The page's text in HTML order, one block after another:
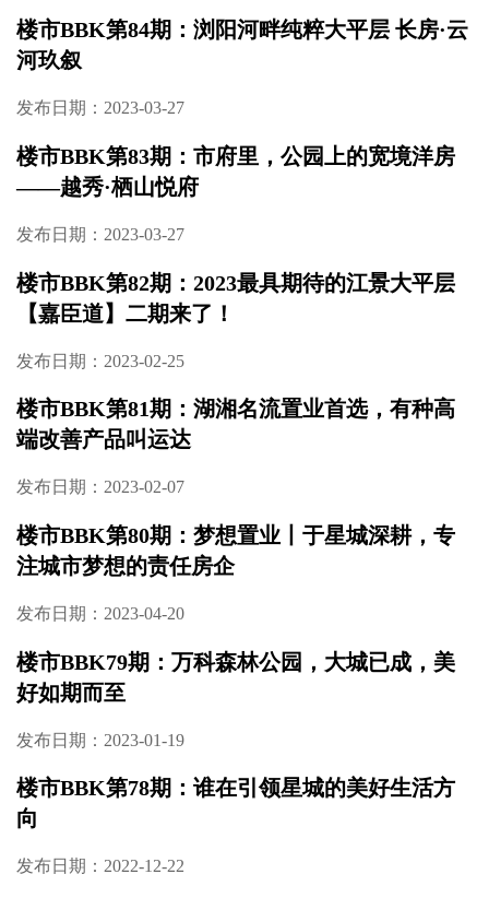
楼市BBK第84期：浏阳河畔纯粹大平层 长房·云
河玖叙
发布日期：2023-03-27
楼市BBK第83期：市府里，公园上的宽境洋房
——越秀·栖山悦府
发布日期：2023-03-27
楼市BBK第82期：2023最具期待的江景大平层
【嘉臣道】二期来了！
发布日期：2023-02-25
楼市BBK第81期：湖湘名流置业首选，有种高
端改善产品叫运达
发布日期：2023-02-07
楼市BBK第80期：梦想置业丨于星城深耕，专
注城市梦想的责任房企
发布日期：2023-04-20
楼市BBK79期：万科森林公园，大城已成，美
好如期而至
发布日期：2023-01-19
楼市BBK第78期：谁在引领星城的美好生活方
向
发布日期：2022-12-22